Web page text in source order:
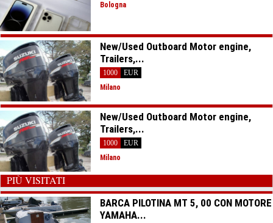
Bologna
New/Used Outboard Motor engine,
Trailers,...
1000
EUR
Milano
New/Used Outboard Motor engine,
Trailers,...
1000
EUR
Milano
PIÙ VISITATI
BARCA PILOTINA MT 5, 00 CON MOTORE
YAMAHA...